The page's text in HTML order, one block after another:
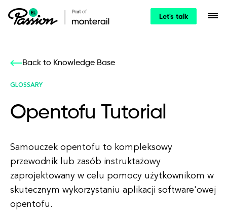
Let's talk
Back to Knowledge Base
GLOSSARY
Opentofu Tutorial
Samouczek opentofu to kompleksowy
przewodnik lub zasób instruktażowy
zaprojektowany w celu pomocy użytkownikom w
skutecznym wykorzystaniu aplikacji software'owej
opentofu.